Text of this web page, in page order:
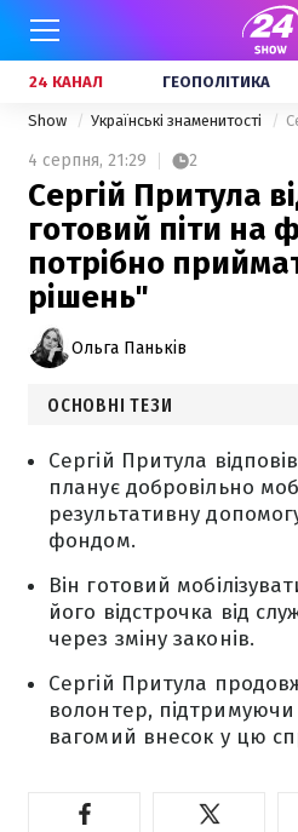
24 КАНАЛ ГЕОПОЛІТИКА
Show Українські знаменитості
4 серпня, 21:29 2
Сергій Притула
готовий піти на
потрібно
рішень"
Ольга Паньків
ОСНОВНІ ТЕЗИ
Сергій Притула
планує добровільно
результативну
фондом.
Він готовий
його відстрочка від
через зміну законів.
Сергій Притула
волонтер,
вагомий внесок у цю